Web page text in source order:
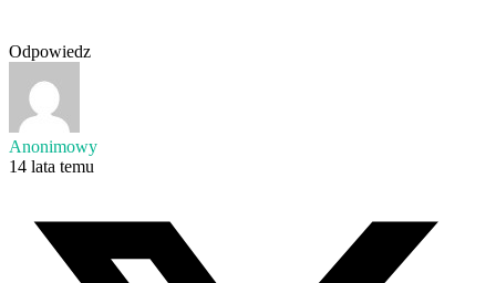
Odpowiedz
Anonimowy
14 lata temu